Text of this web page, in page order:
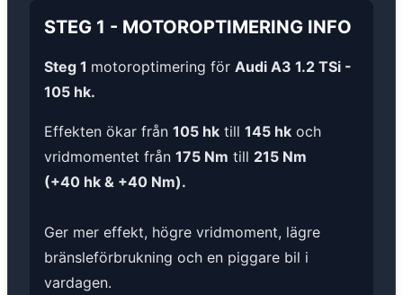
STEG 1 - MOTOROPTIMERING INFO
Steg 1 motoroptimering för Audi A3 1.2 TSi -
105 hk.
Effekten ökar från 105 hk till 145 hk och
vridmomentet från 175 Nm till 215 Nm
(+40 hk & +40 Nm).
Ger mer effekt, högre vridmoment, lägre
bränsleförbrukning och en piggare bil i
vardagen.